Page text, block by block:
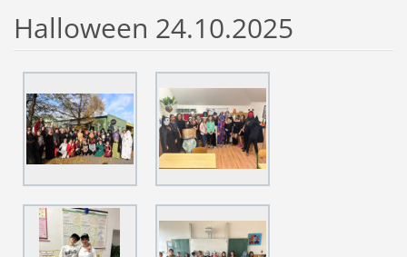
Halloween 24.10.2025